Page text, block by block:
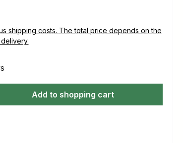
total price depends on the
desired amount or use the buttons to increase or
Add to shopping cart